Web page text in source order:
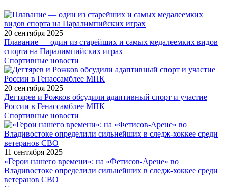
20 сентября 2025
Плавание — один из старейших и самых медалеемких видов
спорта на Паралимпийских играх
Спортивные новости
20 сентября 2025
Дегтярев и Рожков обсудили адаптивный спорт и участие
России в Генассамблее МПК
Спортивные новости
11 сентября 2025
«Герои нашего времени»: на «Фетисов-Арене» во
Владивостоке определили сильнейших в следж-хоккее среди
ветеранов СВО